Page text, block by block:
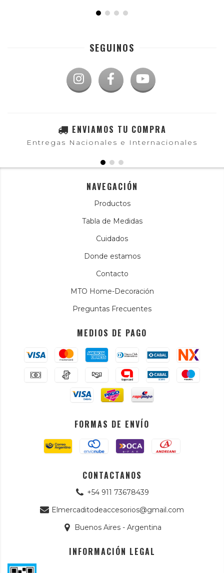
SEGUINOS
ENVIAMOS TU COMPRA
Entregas Nacionales e Internacionales
NAVEGACIÓN
Productos
Tabla de Medidas
Cuidados
Donde estamos
Contacto
MTO Home-Decoración
Preguntas Frecuentes
MEDIOS DE PAGO
FORMAS DE ENVÍO
CONTACTANOS
+54 911 73678439
Elmercaditodeaccesorios@gmail.com
Buenos Aires - Argentina
INFORMACIÓN LEGAL